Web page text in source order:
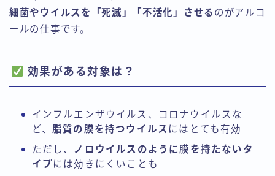
細菌やウイルスを「死滅」「不活化」させる のがアルコ
ールの仕事です。
効果がある対象は？
インフルエンザウイルス、コロナウイルスな
ど、 脂質の膜を持つウイルス にはとても有効
ただし、 ノロウイルスのように膜を持たないタ
イプ には効きにくいことも